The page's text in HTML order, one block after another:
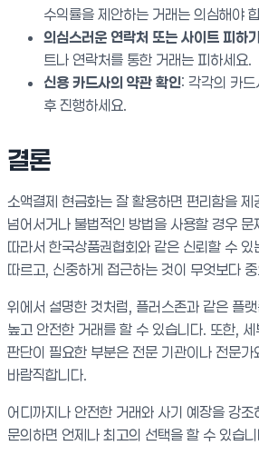
수익률을 제안하는 거래는 의심해야
의심스러운 연락처 또는 사이트 피하기
트나 연락처를 통한 거래는 피하세요.
신용 카드사의 약관 확인: 각각의 카
후 진행하세요.
결론
소액결제 현금화는 잘 활용하면 편리함을 제
넘어서거나 불법적인 방법을 사용할 경우
따라서 한국상품권협회와 같은 신뢰할 수
따르고, 신중하게 접근하는 것이 무엇보다
위에서 설명한 것처럼, 플러스존과 같은 플
높고 안전한 거래를 할 수 있습니다. 또한,
판단이 필요한 부분은 전문 기관이나 전문가
바람직합니다.
어디까지나 안전한 거래와 사기 예장을 강
문의하면 언제나 최고의 선택을 할 수 있습